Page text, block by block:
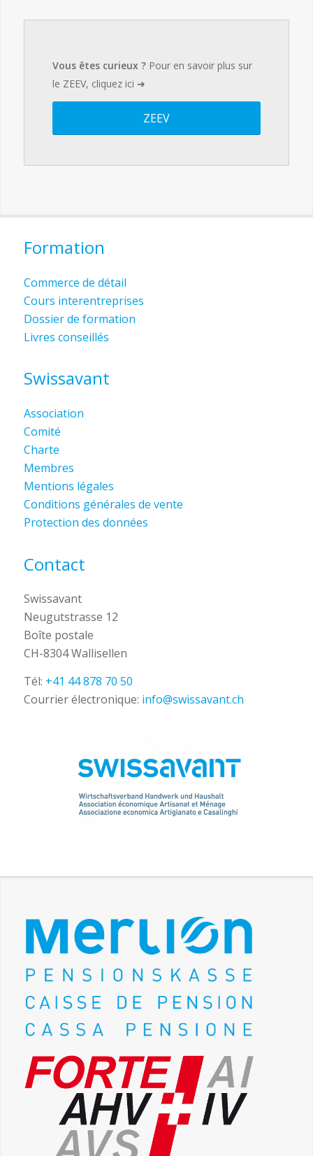
Vous êtes curieux ? Pour en savoir plus sur
le ZEEV, cliquez ici ➜
ZEEV
Formation
Commerce de détail
Cours interentreprises
Dossier de formation
Livres conseillés
Swissavant
Association
Comité
Charte
Membres
Mentions légales
Conditions générales de vente
Protection des données
Contact
Swissavant
Neugutstrasse 12
Boîte postale
CH-8304 Wallisellen
Tél: +41 44 878 70 50
Courrier électronique: info@swissavant.ch